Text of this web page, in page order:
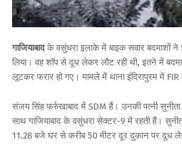
गाजियाबादके वसुंधरा इलाके में बाइक सवार बदमाशों ने
लिया। वह शॉप से दूध लेकर लौट रही थी, इतने में
लूटकर फरार हो गए। मामले में थाना इंदिरापुरम में FIR
संजय सिंह फर्रुखाबाद में SDM हैं। उनकी पत्नी
साथ गाजियाबाद के वसुंधरा सेक्टर-9 में रहती हैं।
11.28 बजे घर से करीब 50 मीटर दूर दुकान पर दूध